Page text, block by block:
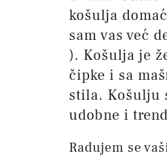
košulja
sam vas već
). Košulja je
čipke i sa
stila. Košulju
udobne i
Radujem se